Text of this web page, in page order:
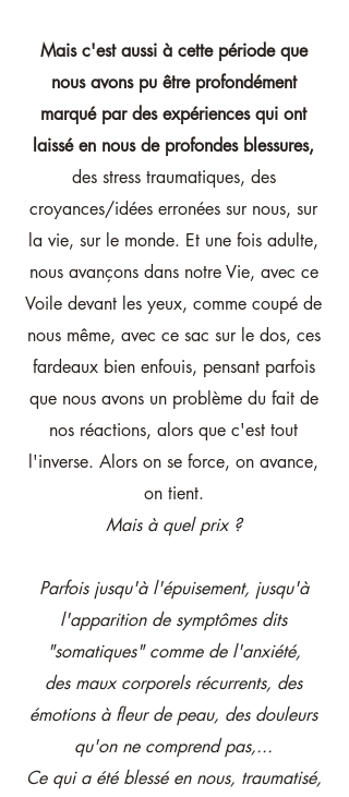
Mais c'est aussi à cette période que
nous avons pu être profondément
marqué par des expériences qui ont
laissé en nous de profondes blessures,
des stress traumatiques, des
croyances/idées erronées sur nous, sur
la vie, sur le monde. Et une fois adulte,
nous avançons dans notre Vie, avec ce
Voile devant les yeux, comme coupé de
nous même, avec ce sac sur le dos, ces
fardeaux bien enfouis, pensant parfois
que nous avons un problème du fait de
nos réactions, alors que c'est tout
l'inverse. Alors on se force, on avance,
on tient.
Mais à quel prix ?
Parfois jusqu'à l'épuisement, jusqu'à
l'apparition de symptômes dits
"somatiques" comme de l'anxiété,
des maux corporels récurrents, des
émotions à fleur de peau, des douleurs
qu'on ne comprend pas,...
Ce qui a été blessé en nous, traumatisé,